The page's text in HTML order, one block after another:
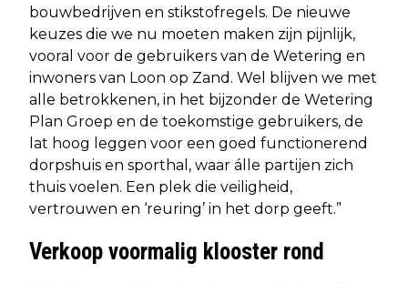
bouwbedrijven en stikstofregels. De nieuwe
keuzes die we nu moeten maken zijn pijnlijk,
vooral voor de gebruikers van de Wetering en
inwoners van Loon op Zand. Wel blijven we met
alle betrokkenen, in het bijzonder de Wetering
Plan Groep en de toekomstige gebruikers, de
lat hoog leggen voor een goed functionerend
dorpshuis en sporthal, waar álle partijen zich
thuis voelen. Een plek die veiligheid,
vertrouwen en ‘reuring’ in het dorp geeft.”
Verkoop voormalig klooster rond